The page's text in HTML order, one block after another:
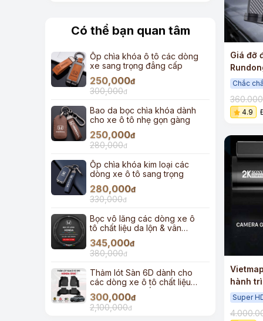
Có thể bạn quan tâm
Ốp chìa khóa ô tô các dòng
xe sang trọng đẳng cấp
250,000đ
300,000đ
Bao da bọc chìa khóa dành
cho xe ô tô nhẹ gọn gàng
250,000đ
280,000đ
Ốp chìa khóa kim loại các
dòng xe ô tô sang trọng
280,000đ
330,000đ
Bọc vô lăng các dòng xe ô
tô chất liệu da lộn & vân
carbon
345,000đ
380,000đ
Thảm lót Sàn 6D dành cho
các dòng xe ô tô chất liệu
TPE đúc cao cấp
300,000đ
2,100,000đ
+
Giá đỡ
cao
Chắc
4.9
hành
thông
Sony
Super